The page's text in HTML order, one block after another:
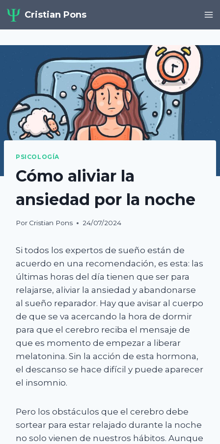
contenido
Cristian Pons
PSICOLOGÍA
Cómo aliviar la
ansiedad por la noche
Por Cristian Pons 24/07/2024
Si todos los expertos de sueño están de
acuerdo en una recomendación, es esta: las
últimas horas del día tienen que ser para
relajarse, aliviar la ansiedad y abandonarse
al sueño reparador. Hay que avisar al cuerpo
de que se va acercando la hora de dormir
para que el cerebro reciba el mensaje de
que es momento de empezar a liberar
melatonina. Sin la acción de esta hormona,
el descanso se hace difícil y puede aparecer
el insomnio.
Pero los obstáculos que el cerebro debe
sortear para estar relajado durante la noche
no solo vienen de nuestros hábitos. Aunque